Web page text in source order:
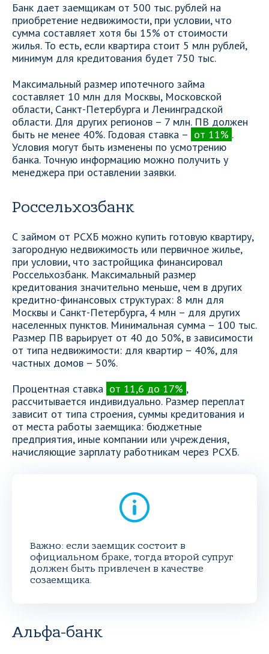
Банк дает заемщикам от 500 тыс. рублей на
приобретение недвижимости, при условии, что
сумма составляет хотя бы 15% от стоимости
жилья. То есть, если квартира стоит 5 млн рублей,
минимум для кредитования будет 750 тыс.
Максимальный размер ипотечного займа
составляет 10 млн для Москвы, Московской
области, Санкт-Петербурга и Ленинградской
области. Для других регионов – 7 млн. ПВ должен
быть не менее 40%. Годовая ставка – от 11% .
Условия могут быть изменены по усмотрению
банка. Точную информацию можно получить у
менеджера при оставлении заявки.
Россельхозбанк
С займом от РСХБ можно купить готовую квартиру,
загородную недвижимость или первичное жилье,
при условии, что застройщика финансировал
Россельхозбанк. Максимальный размер
кредитования значительно меньше, чем в других
кредитно-финансовых структурах: 8 млн для
Москвы и Санкт-Петербурга, 4 млн – для других
населенных пунктов. Минимальная сумма – 100 тыс.
Размер ПВ варьирует от 40 до 50%, в зависимости
от типа недвижимости: для квартир – 40%, для
частных домов – 50%.
Процентная ставка от 11,6 до 17% ,
рассчитывается индивидуально. Размер переплат
зависит от типа строения, суммы кредитования и
от места работы заемщика: бюджетные
предприятия, иные компании или учреждения,
начисляющие зарплату работникам через РСХБ.
Важно: если заемщик состоит в
официальном браке, тогда второй супруг
должен быть привлечен в качестве
созаемщика.
Альфа-банк